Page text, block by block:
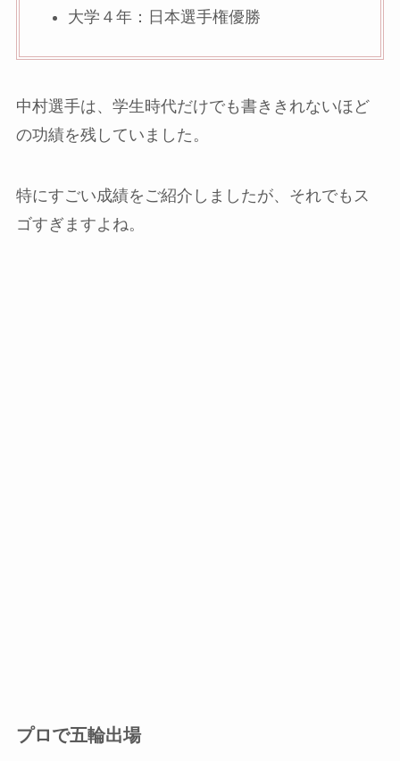
大学４年：日本選手権優勝
中村選手は、学生時代だけでも書ききれないほど
の功績を残していました。
特にすごい成績をご紹介しましたが、それでもス
ゴすぎますよね。
プロで五輪出場